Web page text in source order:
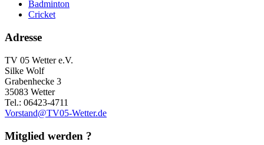
Badminton
Cricket
Adresse
TV 05 Wetter e.V.
Silke Wolf
Grabenhecke 3
35083 Wetter
Tel.: 06423-4711
Vorstand@TV05-Wetter.de
Mitglied werden ?